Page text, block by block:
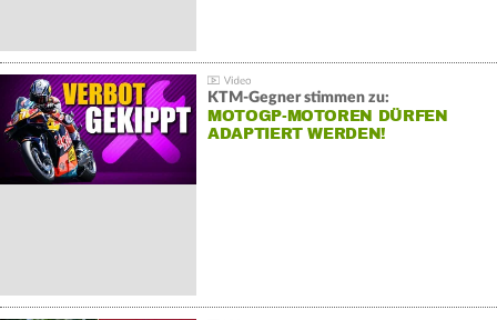
KTM-Gegner stimmen zu:
MOTOGP-MOTOREN DÜRFEN
ADAPTIERT WERDEN!